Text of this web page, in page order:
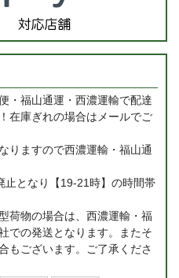
・福山通運・西濃運輸で配達
在庫ぎれの場合はメールでご
りますので西濃運輸・福山通
となり【19-21時】の時間帯
荷物の場合は、西濃運輸・福
での発送となります。またそ
もございます。ご了承くださ